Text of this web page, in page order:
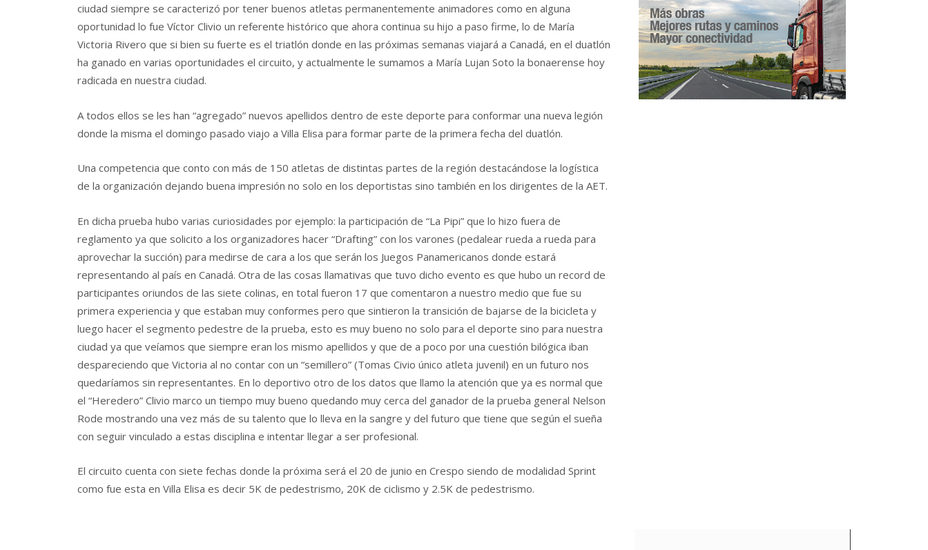
ciudad siempre se caracterizó por tener buenos atletas permanentemente animadores como en alguna
oportunidad lo fue Víctor Clivio un referente histórico que ahora continua su hijo a paso firme, lo de María
Victoria Rivero que si bien su fuerte es el triatlón donde en las próximas semanas viajará a Canadá, en el duatlón
ha ganado en varias oportunidades el circuito, y actualmente le sumamos a María Lujan Soto la bonaerense hoy
radicada en nuestra ciudad.
A todos ellos se les han “agregado” nuevos apellidos dentro de este deporte para conformar una nueva legión
donde la misma el domingo pasado viajo a Villa Elisa para formar parte de la primera fecha del duatlón.
Una competencia que conto con más de 150 atletas de distintas partes de la región destacándose la logística
de la organización dejando buena impresión no solo en los deportistas sino también en los dirigentes de la AET.
En dicha prueba hubo varias curiosidades por ejemplo: la participación de “La Pipi” que lo hizo fuera de
reglamento ya que solicito a los organizadores hacer “Drafting” con los varones (pedalear rueda a rueda para
aprovechar la succión) para medirse de cara a los que serán los Juegos Panamericanos donde estará
representando al país en Canadá. Otra de las cosas llamativas que tuvo dicho evento es que hubo un record de
participantes oriundos de las siete colinas, en total fueron 17 que comentaron a nuestro medio que fue su
primera experiencia y que estaban muy conformes pero que sintieron la transición de bajarse de la bicicleta y
luego hacer el segmento pedestre de la prueba, esto es muy bueno no solo para el deporte sino para nuestra
ciudad ya que veíamos que siempre eran los mismo apellidos y que de a poco por una cuestión bilógica iban
despareciendo que Victoria al no contar con un “semillero” (Tomas Civio único atleta juvenil) en un futuro nos
quedaríamos sin representantes. En lo deportivo otro de los datos que llamo la atención que ya es normal que
el “Heredero” Clivio marco un tiempo muy bueno quedando muy cerca del ganador de la prueba general Nelson
Rode mostrando una vez más de su talento que lo lleva en la sangre y del futuro que tiene que según el sueña
con seguir vinculado a estas disciplina e intentar llegar a ser profesional.
El circuito cuenta con siete fechas donde la próxima será el 20 de junio en Crespo siendo de modalidad Sprint
como fue esta en Villa Elisa es decir 5K de pedestrismo, 20K de ciclismo y 2.5K de pedestrismo.